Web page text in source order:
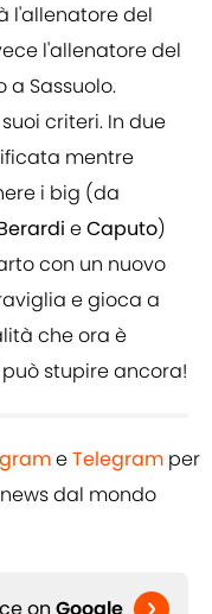
l'allenatore del
l'allenatore del
a Sassuolo.
criteri. In due
mentre
i big (da
eCaputo)
con un nuovo
e gioca a
che ora è
stupire ancora!
eTelegram per
dal mondo